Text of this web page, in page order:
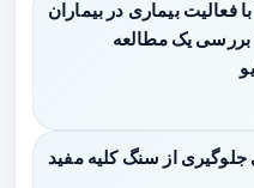
فعالیت بیماری در بیماران
بررسی یک مطالعه
جلوگیری از سنگ کلیه مفید